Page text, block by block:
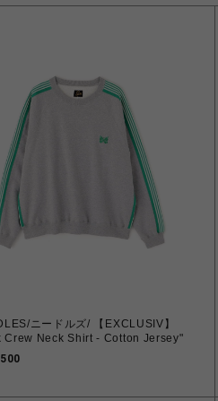
ニードルズ/ 【EXCLUSIV】
Crew Neck Shirt - Cotton Jersey"